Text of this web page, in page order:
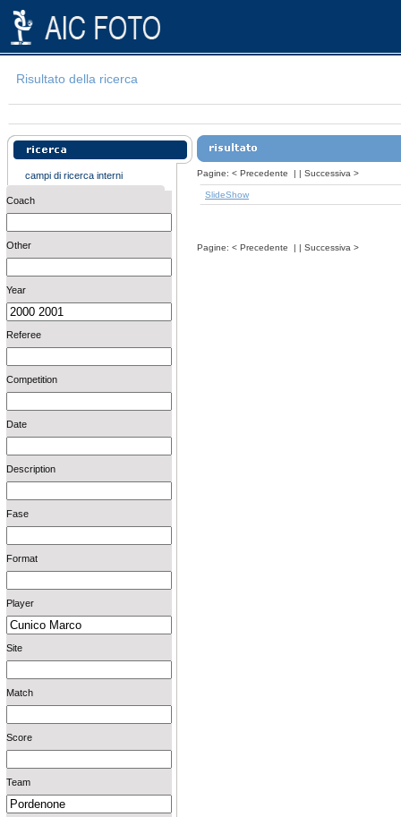
Risultato della ricerca
campi di ricerca interni
Coach
Other
Year
Referee
Competition
Date
Description
Fase
Format
Player
Site
Match
Score
Team
Pagine: < Precedente | | Successiva >
SlideShow
Pagine: < Precedente | | Successiva >